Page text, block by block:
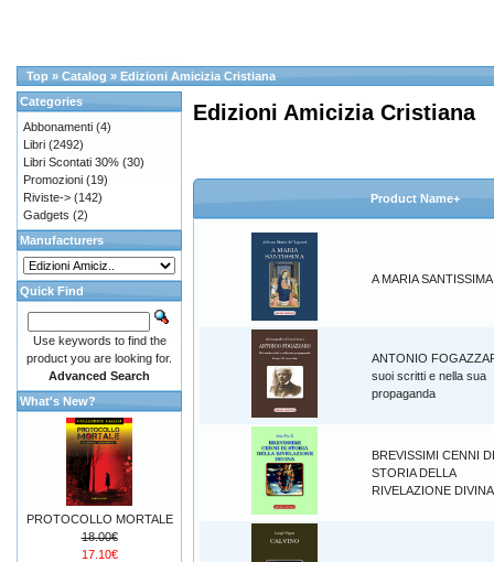
Top » Catalog » Edizioni Amicizia Cristiana
Edizioni Amicizia Cristiana
Product Name+
A MARIA SANTISSIMA
ANTONIO
suoi scritti e nella sua
propaganda
BREVISSIMI CENNI DI
STORIA DELLA
RIVELAZIONE DIVINA
Categories
Abbonamenti (4)
Libri (2492)
Libri Scontati 30% (30)
Promozioni (19)
Riviste-> (142)
Gadgets (2)
Manufacturers
Quick Find
Use keywords to find the
product you are looking for.
Advanced Search
What's New?
PROTOCOLLO MORTALE
18.00€
17.10€